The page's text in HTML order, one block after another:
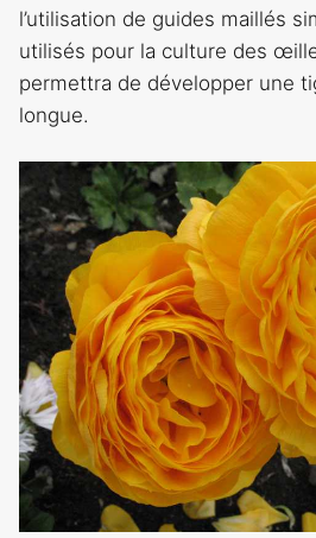
l’utilisation de guides maillés
utilisés pour la culture des
permettra de développer une
longue.